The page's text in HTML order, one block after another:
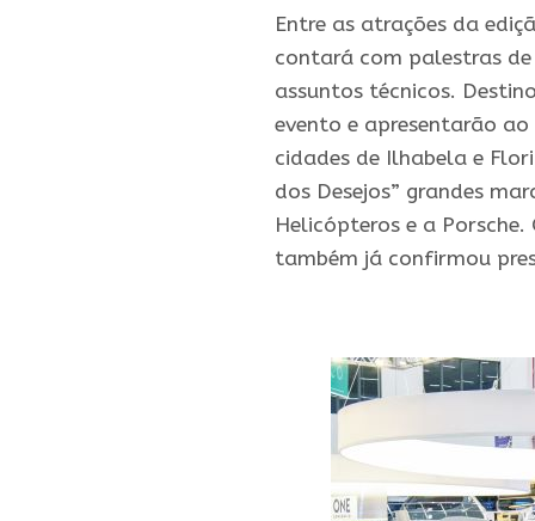
Entre as atrações da
contará com palestras de
assuntos técnicos.
evento e apresentarão
cidades de Ilhabela e
dos Desejos” grandes
Helicópteros e a
também já confirmou